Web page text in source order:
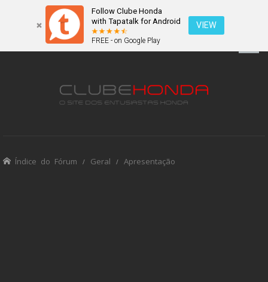
Follow Clube Honda
with Tapatalk for Android
FREE - on Google Play
VIEW
Índice do Fórum Geral Apresentação